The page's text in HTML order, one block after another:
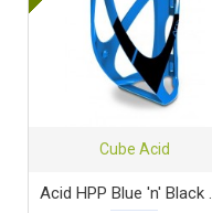
Cube Acid
Acid